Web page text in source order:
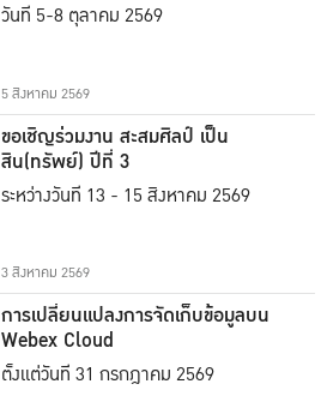
วันที่ 5-8 ตุลาคม 2569
5 สิงหาคม 2569
ขอเชิญร่วมงาน สะสมศิลป์ เป็น
สิน(ทรัพย์) ปีที่ 3
ระหว่างวันที่ 13 - 15 สิงหาคม 2569
3 สิงหาคม 2569
การเปลี่ยนแปลงการจัดเก็บข้อมูลบน
Webex Cloud
ตั้งแต่วันที่ 31 กรกฎาคม 2569